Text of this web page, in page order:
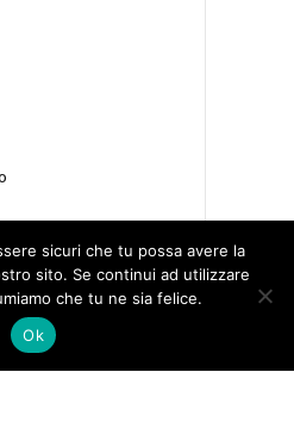
sicuri che tu possa avere la
sito. Se continui ad utilizzare
che tu ne sia felice.
Ok